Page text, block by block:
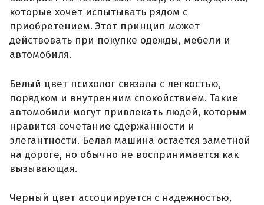
которые хочет испытывать рядом с
приобретением. Этот принцип может
действовать при покупке одежды, мебели и
автомобиля.
Белый цвет психолог связала с легкостью,
порядком и внутренним спокойствием. Такие
автомобили могут привлекать людей, которым
нравится сочетание сдержанности и
элегантности. Белая машина остается заметной
на дороге, но обычно не воспринимается как
вызывающая.
Черный цвет ассоциируется с надежностью,